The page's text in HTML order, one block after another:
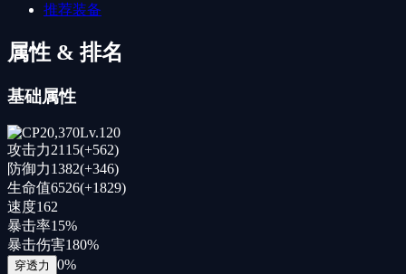
推荐装备
属性 & 排名
基础属性
20,370Lv.120
攻击力2115(+562)
防御力1382(+346)
生命值6526(+1829)
速度162
暴击率15%
暴击伤害180%
穿透力 0%